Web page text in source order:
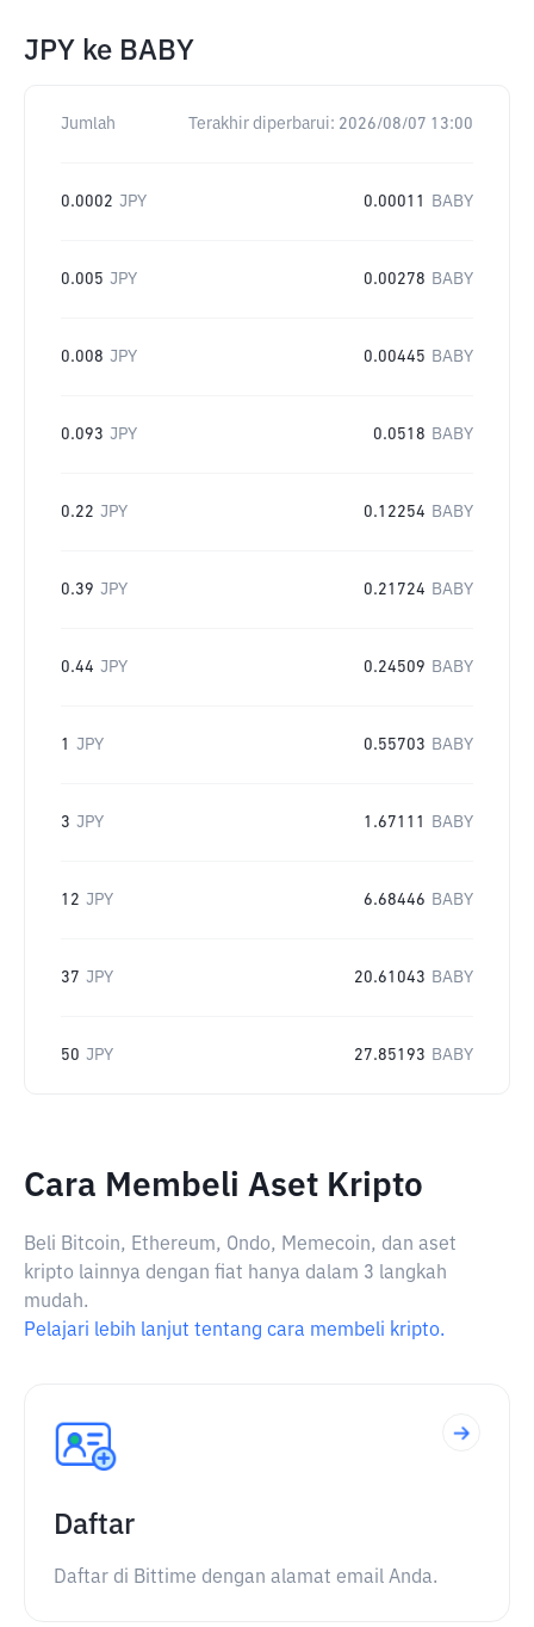
JPY ke BABY
Jumlah Terakhir diperbarui: 2026/08/07 13:00
0.0002 JPY 0.00011 BABY
0.005 JPY 0.00278 BABY
0.008 JPY 0.00445 BABY
0.093 JPY 0.0518 BABY
0.22 JPY 0.12254 BABY
0.39 JPY 0.21724 BABY
0.44 JPY 0.24509 BABY
1 JPY 0.55703 BABY
3 JPY 1.67111 BABY
12 JPY 6.68446 BABY
37 JPY 20.61043 BABY
50 JPY 27.85193 BABY
Cara Membeli Aset Kripto
Beli Bitcoin, Ethereum, Ondo, Memecoin, dan aset
kripto lainnya dengan fiat hanya dalam 3 langkah
mudah.
Pelajari lebih lanjut tentang cara membeli kripto.
Daftar
Daftar di Bittime dengan alamat email Anda.